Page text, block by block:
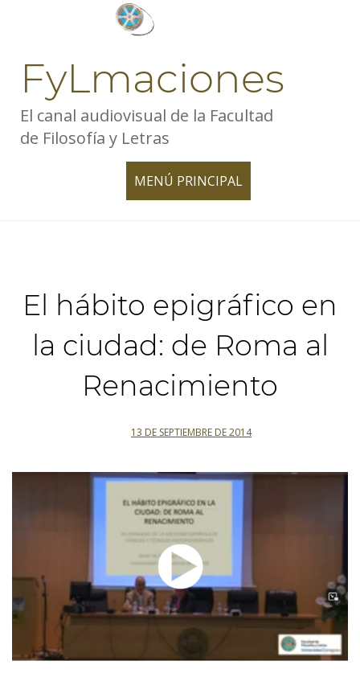
FyLmaciones
El canal audiovisual de la Facultad
de Filosofía y Letras
MENÚ PRINCIPAL
TOGGLE
El hábito epigráfico en
la ciudad: de Roma al
Renacimiento
13 DE SEPTIEMBRE DE 2014